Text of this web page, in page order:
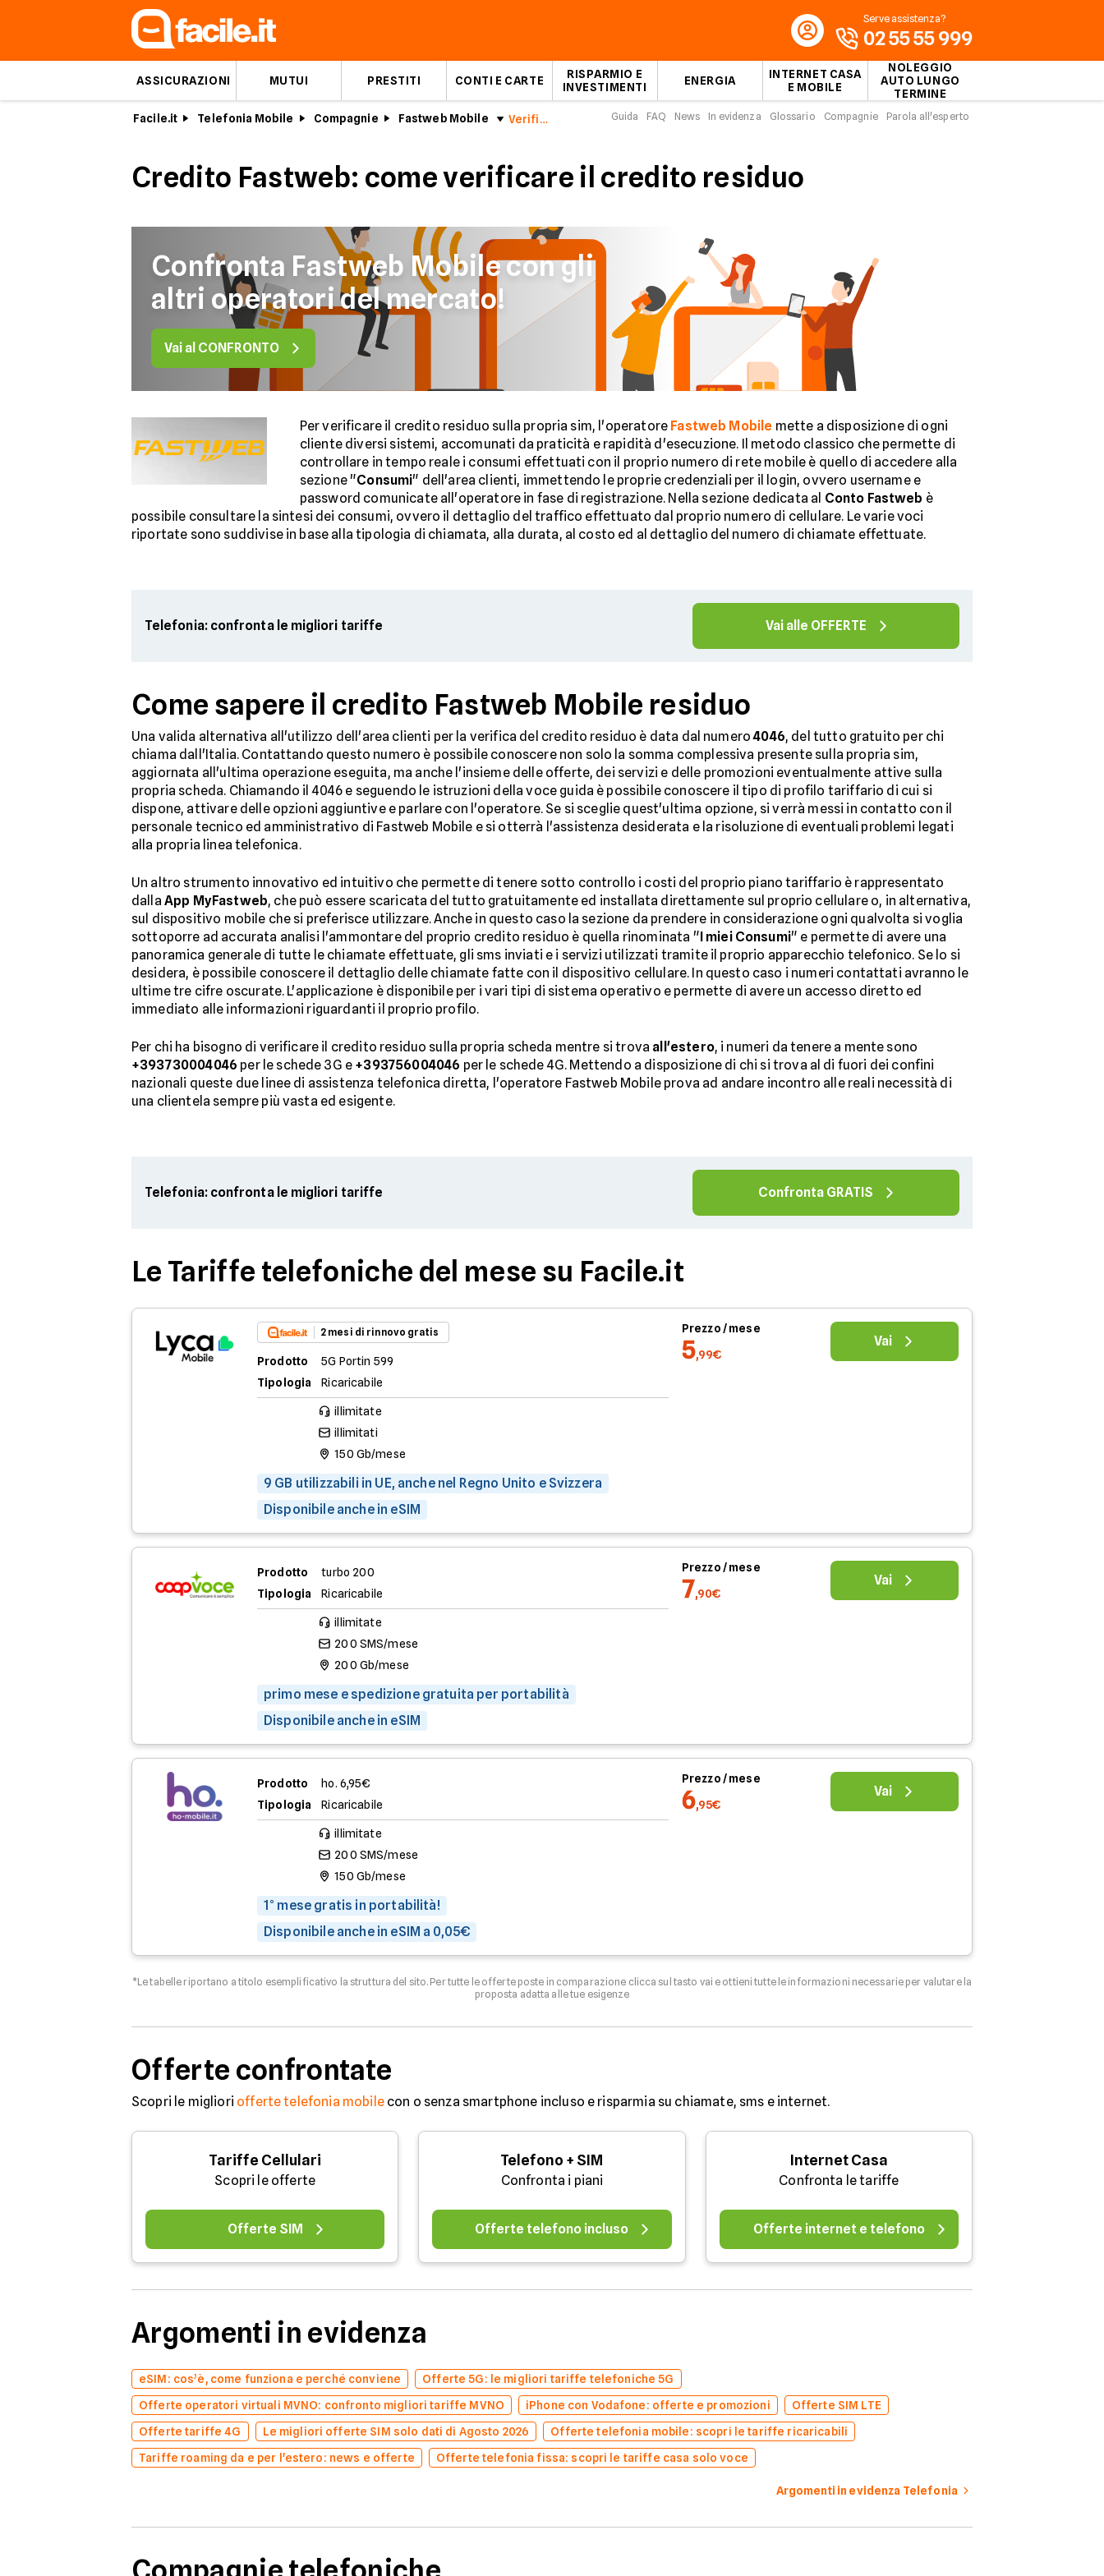
ASSICURAZIONI MUTUI PRESTITI CONTI E CARTE
RISPARMIO E
INVESTIMENTI
ENERGIA
INTERNET CASA
E MOBILE
NOLEGGIO
AUTO LUNGO
TERMINE
Serve assistenza?
02 55 55 999
Facile.it Telefonia Mobile Compagnie Fastweb Mobile Verifica credito Fastweb Guida FAQ News In evidenza Glossario Compagnie Parola all'esperto
Credito Fastweb: come verificare il credito residuo
Confronta Fastweb Mobile con gli
altri operatori del mercato!
Vai al CONFRONTO
Per verificare il credito residuo sulla propria sim, l'operatore Fastweb Mobile mette a disposizione di ogni
cliente diversi sistemi, accomunati da praticità e rapidità d'esecuzione. Il metodo classico che permette di
controllare in tempo reale i consumi effettuati con il proprio numero di rete mobile è quello di accedere alla
sezione "Consumi" dell'area clienti, immettendo le proprie credenziali per il login, ovvero username e
password comunicate all'operatore in fase di registrazione. Nella sezione dedicata al Conto Fastweb è
possibile consultare la sintesi dei consumi, ovvero il dettaglio del traffico effettuato dal proprio numero di cellulare. Le varie voci
riportate sono suddivise in base alla tipologia di chiamata, alla durata, al costo ed al dettaglio del numero di chiamate effettuate.
Telefonia: confronta le migliori tariffe Vai alle OFFERTE
Come sapere il credito Fastweb Mobile residuo
Una valida alternativa all'utilizzo dell'area clienti per la verifica del credito residuo è data dal numero4046, del tutto gratuito per chi
chiama dall'Italia. Contattando questo numero è possibile conoscere non solo la somma complessiva presente sulla propria sim,
aggiornata all'ultima operazione eseguita, ma anche l'insieme delle offerte, dei servizi e delle promozioni eventualmente attive sulla
propria scheda. Chiamando il 4046 e seguendo le istruzioni della voce guida è possibile conoscere il tipo di profilo tariffario di cui si
dispone, attivare delle opzioni aggiuntive e parlare con l'operatore. Se si sceglie quest'ultima opzione, si verrà messi in contatto con il
personale tecnico ed amministrativo di Fastweb Mobile e si otterrà l'assistenza desiderata e la risoluzione di eventuali problemi legati
alla propria linea telefonica.
Un altro strumento innovativo ed intuitivo che permette di tenere sotto controllo i costi del proprio piano tariffario è rappresentato
dalla App MyFastweb, che può essere scaricata del tutto gratuitamente ed installata direttamente sul proprio cellulare o, in alternativa,
sul dispositivo mobile che si preferisce utilizzare. Anche in questo caso la sezione da prendere in considerazione ogni qualvolta si voglia
sottoporre ad accurata analisi l'ammontare del proprio credito residuo è quella rinominata "I miei Consumi" e permette di avere una
panoramica generale di tutte le chiamate effettuate, gli sms inviati e i servizi utilizzati tramite il proprio apparecchio telefonico. Se lo si
desidera, è possibile conoscere il dettaglio delle chiamate fatte con il dispositivo cellulare. In questo caso i numeri contattati avranno le
ultime tre cifre oscurate. L'applicazione è disponibile per i vari tipi di sistema operativo e permette di avere un accesso diretto ed
immediato alle informazioni riguardanti il proprio profilo.
Per chi ha bisogno di verificare il credito residuo sulla propria scheda mentre si trova all'estero, i numeri da tenere a mente sono
+393730004046 per le schede 3G e +393756004046 per le schede 4G. Mettendo a disposizione di chi si trova al di fuori dei confini
nazionali queste due linee di assistenza telefonica diretta, l'operatore Fastweb Mobile prova ad andare incontro alle reali necessità di
una clientela sempre più vasta ed esigente.
Telefonia: confronta le migliori tariffe Confronta GRATIS
Le Tariffe telefoniche del mese su Facile.it
2 mesi di rinnovo gratis
Prodotto
5G Portin 599
Tipologia
Ricaricabile
illimitate
illimitati
150 Gb/mese
9 GB utilizzabili in UE, anche nel Regno Unito e Svizzera
Disponibile anche in eSIM
Prezzo / mese
5,99€
Vai
Prodotto
turbo 200
Tipologia
Ricaricabile
illimitate
200 SMS/mese
200 Gb/mese
primo mese e spedizione gratuita per portabilità
Disponibile anche in eSIM
Prezzo / mese
7,90€
Vai
Prodotto
ho. 6,95€
Tipologia
Ricaricabile
illimitate
200 SMS/mese
150 Gb/mese
1° mese gratis in portabilità!
Disponibile anche in eSIM a 0,05€
Prezzo / mese
6,95€
Vai
*Le tabelle riportano a titolo esemplificativo la struttura del sito. Per tutte le offerte poste in comparazione clicca sul tasto vai e ottieni tutte le informazioni necessarie per valutare la
proposta adatta alle tue esigenze
Offerte confrontate
Scopri le migliori offerte telefonia mobilecon o senza smartphone incluso e risparmia su chiamate, sms e internet.
Tariffe Cellulari
Scopri le offerte
Offerte SIM
Telefono + SIM
Confronta i piani
Offerte telefono incluso
Internet Casa
Confronta le tariffe
Offerte internet e telefono
Argomenti in evidenza
eSIM: cos’è, come funziona e perché conviene
Offerte 5G: le migliori tariffe telefoniche 5G
Offerte operatori virtuali MVNO: confronto migliori tariffe MVNO
iPhone con Vodafone: offerte e promozioni
Offerte SIM LTE
Offerte tariffe 4G
Le migliori offerte SIM solo dati di Agosto 2026
Offerte telefonia mobile: scopri le tariffe ricaricabili
Tariffe roaming da e per l'estero: news e offerte
Offerte telefonia fissa: scopri le tariffe casa solo voce
Argomenti in evidenza Telefonia